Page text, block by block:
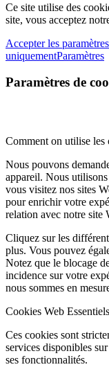
Ce site utilise des
site, vous acceptez
Accepter les paramètres
uniquementParamètres
Paramètres de
Comment on utilise les
Nous pouvons
appareil. Nous
vous visitez nos sites
pour enrichir votre
relation avec notre site
Cliquez sur les
plus. Vous pouvez
Notez que le blocage
incidence sur votre
nous sommes en
Cookies Web Essentiels
Ces cookies sont
services disponibles
ses fonctionnalités.